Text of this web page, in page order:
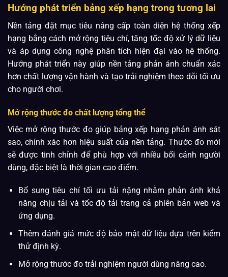
Hướng phát triển bảng xếp hạng trong tương lai
Nền tảng đặt mục tiêu nâng cấp toàn diện hệ thống xếp
hạng bằng cách mở rộng tiêu chí, tăng tốc độ xử lý dữ liệu
và áp dụng công nghệ phân tích hiện đại vào hệ thống.
Hướng phát triển này giúp nền tảng phản ánh chuẩn xác
hơn chất lượng vận hành và tạo trải nghiệm theo dõi tối ưu
cho người chơi.
Mở rộng thước đo chất lượng tổng thể
Việc mở rộng thước đo giúp bảng xếp hạng phản ánh sát
sao, chính xác hơn hiệu suất của nền tảng. Thước đo mới
sẽ được tinh chỉnh để phù hợp với nhiều bối cảnh người
dùng, đặc biệt là thời gian cao điểm.
Bổ sung tiêu chí tối ưu tải nặng nhằm phản ánh khả
năng chịu tải và tốc độ tải trang cả phiên bản web và
ứng dụng.
Thêm đánh giá mức độ bảo mật dữ liệu dựa trên kiểm
thử định kỳ.
Mở rộng thước đo trải nghiệm người dùng nâng cao.